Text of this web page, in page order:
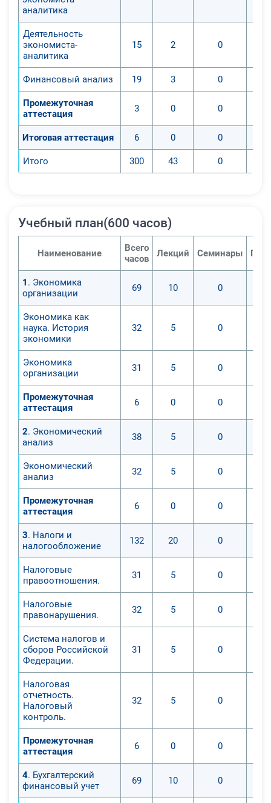
аналитика
Деятельность
экономиста-
аналитика
15 2 0
Финансовый анализ 19 3 0
Промежуточная
аттестация
3 0 0
Итоговая аттестация 6 0 0
Итого 300 43 0
Учебный план(600 часов)
Наименование
Всего
часов
Лекций Семинары
1 . Экономика
организации
69 10 0
Экономика как
наука. История
экономики
32 5 0
Экономика
организации
31 5 0
Промежуточная
аттестация
6 0 0
2. Экономический
анализ
38 5 0
Экономический
анализ
32 5 0
Промежуточная
аттестация
6 0 0
3. Налоги и
налогообложение
132 20 0
Налоговые
правоотношения.
31 5 0
Налоговые
правонарушения.
32 5 0
Система налогов и
сборов Российской
Федерации.
31 5 0
Налоговая
отчетность.
Налоговый
контроль.
32 5 0
Промежуточная
аттестация
6 0 0
4. Бухгалтерский
финансовый учет
69 10 0